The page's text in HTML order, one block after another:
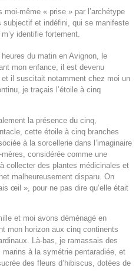
moi-même « prise » par l’archétype
subjectif et indéfini, qui se manifeste
identifie fortement.
du matin en Avignon, le
mon enfance, il est devenu
il suscitait notamment chez moi un
je traçais l’étoile à cinq
la présence du cinq,
cette étoile à cinq branches
à la sorcellerie dans l’imaginaire
considérée comme une
collecter des plantes médicinales et
malheureusement disparu. On
œil », pour ne pas dire qu’elle était
et moi avons déménagé en
mon horizon aux cinq continents
Là-bas, je ramassais des
à la symétrie pentaradiée, et
des fleurs d’hibiscus, dotées de